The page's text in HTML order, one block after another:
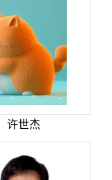
许世杰